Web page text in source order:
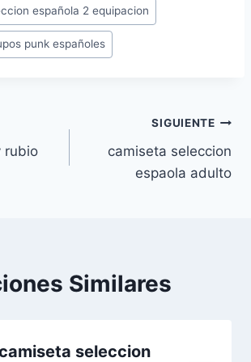
española 2 equipacion
punk españoles
rubio
SIGUIENTE
camiseta seleccion
espaola adulto
Similares
seleccion